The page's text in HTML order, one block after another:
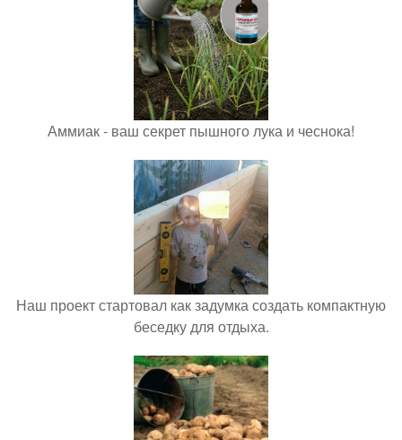
Аммиак - ваш секрет пышного лука и чеснока!
Наш проект стартовал как задумка создать компактную
беседку для отдыха.